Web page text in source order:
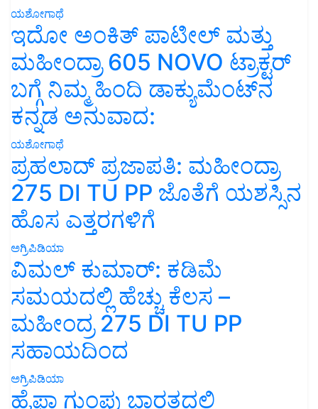
ಯಶೋಗಾಥೆ
ಇದೋ ಅಂಕಿತ್ ಪಾಟೀಲ್ ಮತ್ತು
ಮಹೀಂದ್ರಾ 605 NOVO ಟ್ರಾಕ್ಟರ್
ಬಗ್ಗೆ ನಿಮ್ಮ ಹಿಂದಿ ಡಾಕ್ಯುಮೆಂಟ್‌ನ
ಕನ್ನಡ ಅನುವಾದ:
ಯಶೋಗಾಥೆ
ಪ್ರಹಲಾದ್ ಪ್ರಜಾಪತಿ: ಮಹೀಂದ್ರಾ
275 DI TU PP ಜೊತೆಗೆ ಯಶಸ್ಸಿನ
ಹೊಸ ಎತ್ತರಗಳಿಗೆ
ಅಗ್ರಿಪಿಡಿಯಾ
ವಿಮಲ್ ಕುಮಾರ್: ಕಡಿಮೆ
ಸಮಯದಲ್ಲಿ ಹೆಚ್ಚು ಕೆಲಸ –
ಮಹೀಂದ್ರ 275 DI TU PP
ಸಹಾಯದಿಂದ
ಅಗ್ರಿಪಿಡಿಯಾ
ಹೈಫಾ ಗುಂಪು ಭಾರತದಲ್ಲಿ